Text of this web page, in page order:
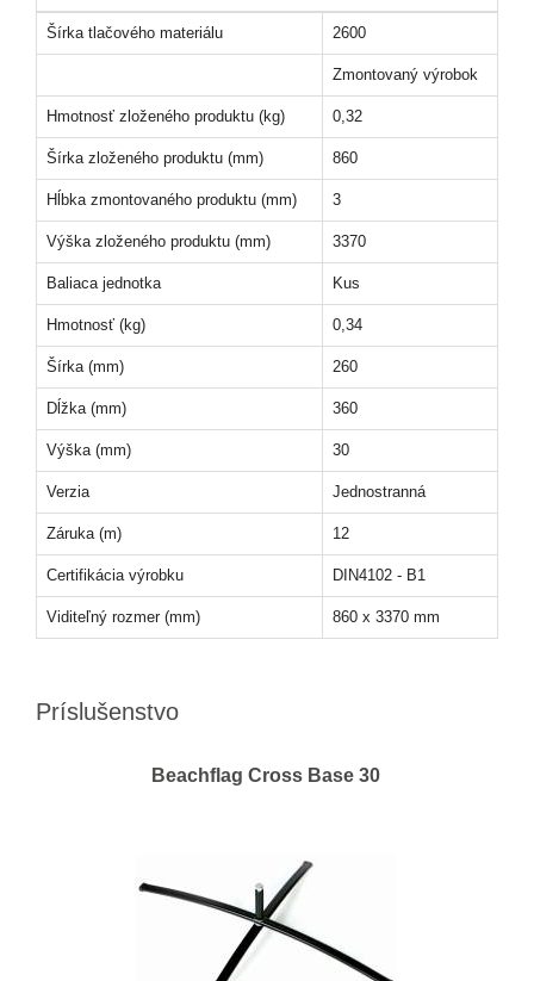
Šírka tlačového materiálu 2600
Zmontovaný výrobok
Hmotnosť zloženého produktu (kg) 0,32
Šírka zloženého produktu (mm) 860
Hĺbka zmontovaného produktu (mm) 3
Výška zloženého produktu (mm) 3370
Baliaca jednotka Kus
Hmotnosť (kg) 0,34
Šírka (mm) 260
Dĺžka (mm) 360
Výška (mm) 30
Verzia Jednostranná
Záruka (m) 12
Certifikácia výrobku DIN4102 - B1
Viditeľný rozmer (mm) 860 x 3370 mm
Príslušenstvo
Beachflag Cross Base 30